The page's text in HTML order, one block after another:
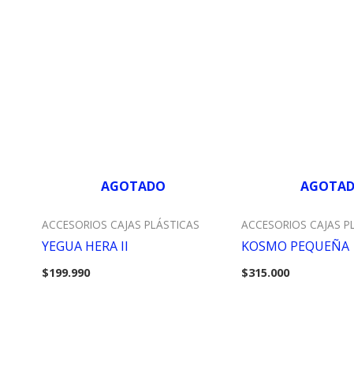
AGOTADO
ACCESORIOS CAJAS PLÁSTICAS
YEGUA HERA II
$199.990
ACCESORIOS CAJAS
KOSMO PEQUEÑA
$315.000